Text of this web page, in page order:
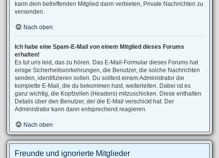
kann dem betreffenden Mitglied dann verbieten, Private Nachrichten zu
versenden.
Nach oben
Ich habe eine Spam-E-Mail von einem Mitglied dieses Forums
erhalten!
Es tut uns leid, das zu hören. Das E-Mail-Formular dieses Forums hat
einige Sicherheitsvorkehrungen, die Benutzer, die solche Nachrichten
senden, identifizieren sollen. Du solltest einem Administrator die
komplette E-Mail, die du bekommen hast, weiterleiten. Dabei ist es
ganz wichtig, die Kopfzeilen (Headers) mitzuschicken. Diese enthalten
Details über den Benutzer, der die E-Mail verschickt hat. Der
Administrator kann dann entsprechend reagieren.
Nach oben
Freunde und ignorierte Mitglieder